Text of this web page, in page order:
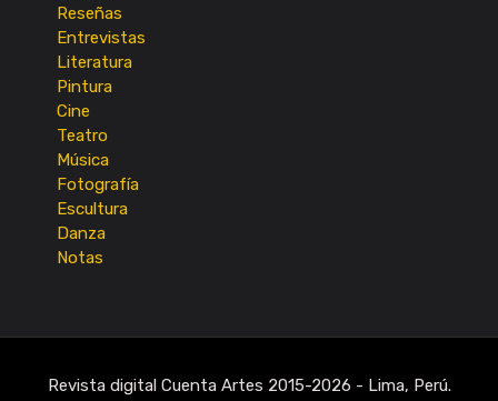
Reseñas
Entrevistas
Literatura
Pintura
Cine
Teatro
Música
Fotografía
Escultura
Danza
Notas
Revista digital Cuenta Artes 2015-2026 - Lima, Perú.